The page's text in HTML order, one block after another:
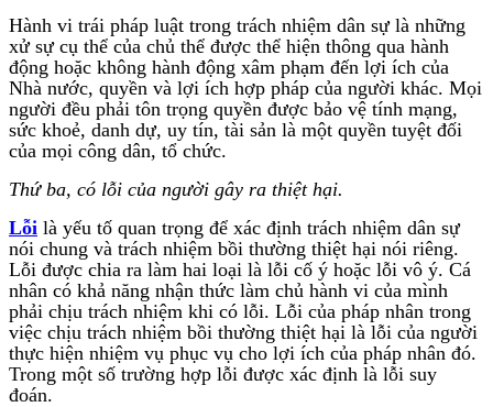
Hành vi trái pháp luật trong trách nhiệm dân sự là những
xử sự cụ thể của chủ thể được thể hiện thông qua hành
động hoặc không hành động xâm phạm đến lợi ích của
Nhà nước, quyền và lợi ích hợp pháp của người khác. Mọi
người đều phải tôn trọng quyền được bảo vệ tính mạng,
sức khoẻ, danh dự, uy tín, tài sản là một quyền tuyệt đối
của mọi công dân, tổ chức.
Thứ ba, có lỗi của người gây ra thiệt hại.
Lỗi là yếu tố quan trọng để xác định trách nhiệm dân sự
nói chung và trách nhiệm bồi thường thiệt hại nói riêng.
Lỗi được chia ra làm hai loại là lỗi cố ý hoặc lỗi vô ý. Cá
nhân có khả năng nhận thức làm chủ hành vi của mình
phải chịu trách nhiệm khi có lỗi. Lỗi của pháp nhân trong
việc chịu trách nhiệm bồi thường thiệt hại là lỗi của người
thực hiện nhiệm vụ phục vụ cho lợi ích của pháp nhân đó.
Trong một số trường hợp lỗi được xác định là lỗi suy
đoán.